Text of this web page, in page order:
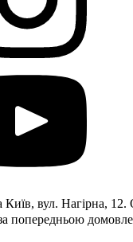
Київ, вул. Нагірна,
попередньою